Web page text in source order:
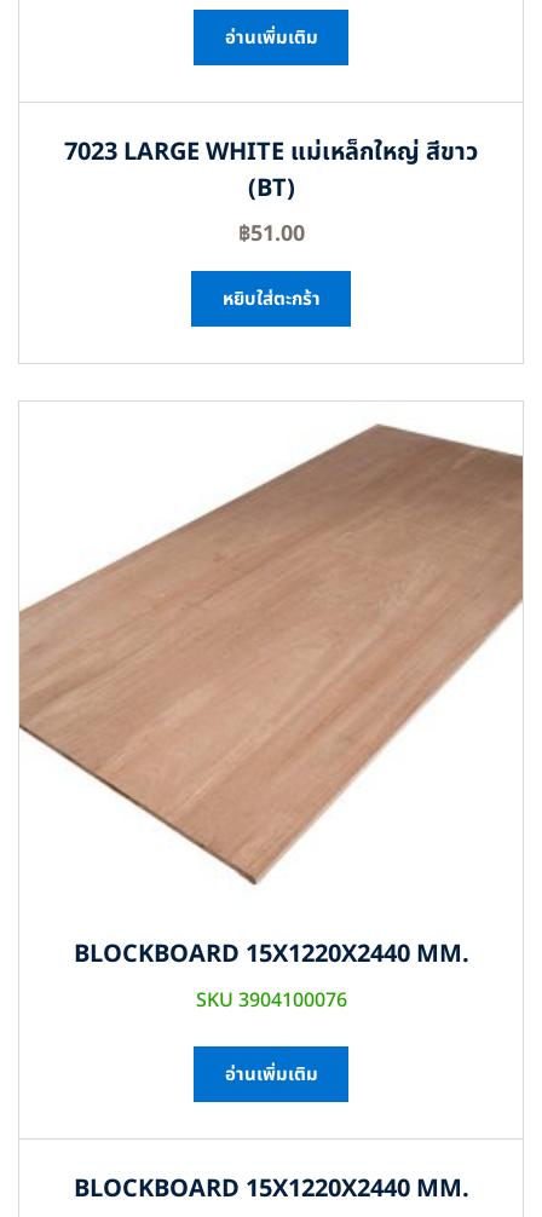
อ่านเพิ่มเติม
7023 LARGE WHITE แม่เหล็กใหญ่ สีขาว
(BT)
฿51.00
หยิบใส่ตะกร้า
BLOCKBOARD 15X1220X2440 MM.
SKU 3904100076
อ่านเพิ่มเติม
BLOCKBOARD 15X1220X2440 MM.